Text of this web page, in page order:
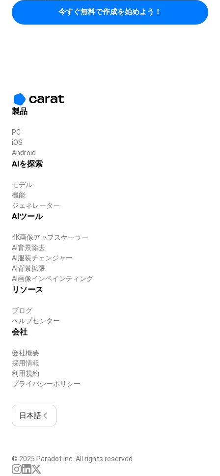
今すぐ無料で作成を始めよう！
製品
PC
iOS
Android
AIを探索
モデル
機能
ジェネレーター
AIツール
4K画像アップスケーラー
AI背景除去
AI服装チェンジャー
AI背景拡張
AI画像インペインティング
リソース
ブログ
ヘルプセンター
会社
会社概要
採用情報
利用規約
プライバシーポリシー
日本語
© 2025 Paradot Inc. All rights reserved.